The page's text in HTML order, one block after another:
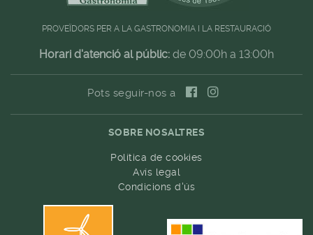
PROVEÏDORS PER A LA GASTRONOMIA I LA RESTAURACIÓ
Horari d'atenció al públic: de 09:00h a 13:00h
Pots seguir-nos a
SOBRE NOSALTRES
Política de cookies
Avís legal
Condicions d'ús